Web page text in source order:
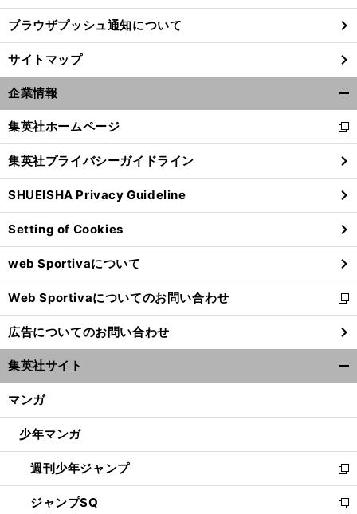
注
。
ブラウザプッシュ通知について
サイトマップ
企業情報
閉
る
集英社ホームページ
新
し
い
ウ
ィ
ン
ド
ウ
で
開
く
集英社プライバシーガイドライン
SHUEISHA Privacy Guideline
Setting of Cookies
web Sportivaについて
Web Sportivaについてのお問い合わせ
新
し
い
ウ
ィ
ン
ウ
開
く
広告についてのお問い合わせ
集英社サイト
マンガ
少年マンガ
週刊少年ジャンプ
新
し
い
ジャンプSQ
新